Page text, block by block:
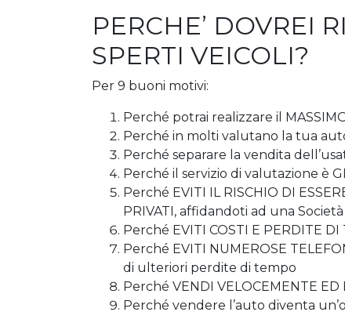
PERCHE’ DOVREI
SPERTI VEICOLI?
Per 9 buoni motivi:
Perché potrai realizzare il
Perché in molti valutano la tua
Perché separare la vendita
Perché il servizio di valutazione è
Perché EVITI IL RISCHIO DI
PRIVATI, affidandoti ad una
Perché EVITI COSTI E PERDITE
Perché EVITI NUMEROSE
di ulteriori perdite di tempo
Perché VENDI VELOCEMENTE
Perché vendere l’auto diventa